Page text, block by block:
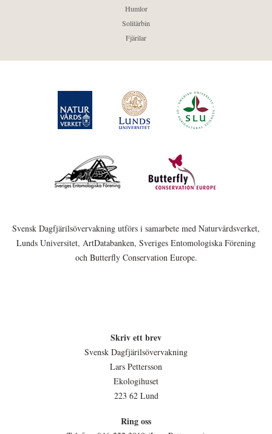
Humlor
Solitärbin
Fjärilar
Svensk Dagfjärilsövervakning utförs i samarbete med Naturvårdsverket,
Lunds Universitet, ArtDatabanken, Sveriges Entomologiska Förening
och Butterfly Conservation Europe.
Skriv ett brev
Svensk Dagfjärilsövervakning
Lars Pettersson
Ekologihuset
223 62 Lund
Ring oss